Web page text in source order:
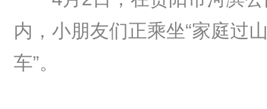
内，小朋友们正乘坐“家庭过
车”。